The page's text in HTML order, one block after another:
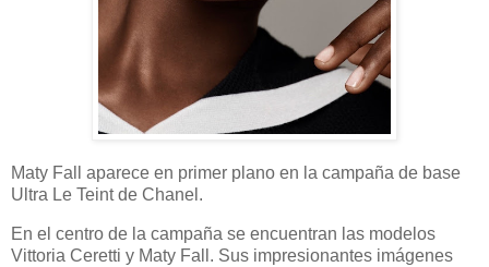
Maty Fall aparece en primer plano en la campaña de base
Ultra Le Teint de Chanel.
En el centro de la campaña se encuentran las modelos
Vittoria Ceretti y Maty Fall. Sus impresionantes imágenes